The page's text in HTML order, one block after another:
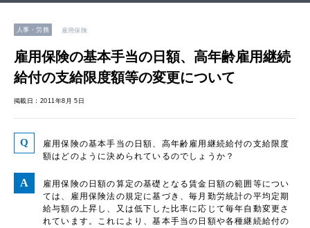
人事・労務 雇用保険
雇用保険の基本手当の日額、高年齢雇用継続
給付の支給限度額等の変更について
掲載日：2011年8月 5日
雇用保険の基本手当の日額、高年齢雇用継続給付の支給限度
額はどのように決められているのでしょうか？
雇用保険の日額の算定の基礎となる賃金日額の範囲等につい
ては、雇用保険法の規定に基づき、毎月勤労統計の平均定期
給与額の上昇し、又は低下した比率に応じて毎年自動変更さ
れています。これにより、基本手当の日額や各種継続給付の